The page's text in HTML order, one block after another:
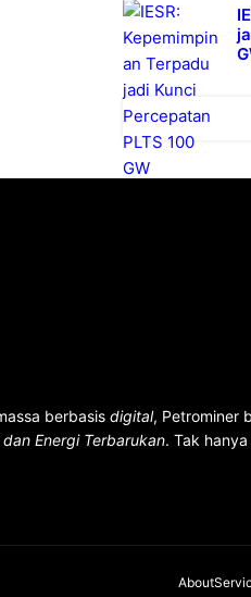
berbasis digital, Petrominer
Energi Terbarukan. Tak
About